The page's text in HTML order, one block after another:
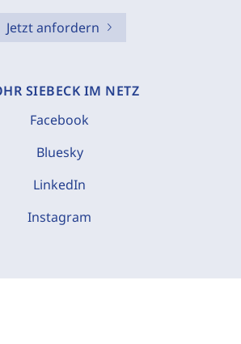
Jetzt anfordern
SIEBECK IM NETZ
Facebook
Bluesky
LinkedIn
Instagram